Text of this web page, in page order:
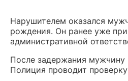
Нарушителем оказался
рождения. Он ранее уже
административной
После задержания мужчину
Полиция проводит